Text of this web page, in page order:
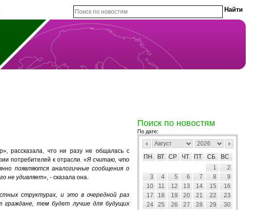
рассказала, что ни разу не общалась с
потребителей к отрасли. «Я считаю, что
появляются аналогичные сообщения о
не удивляет», - сказала она.
структурах, и это в очередной раз
тем будет лучше для будущих
Поиск по новостям
По дате:
ПН ВТ СР ЧТ ПТ СБ
ВС
1
2
3
4 5 6 7 8
9
10
11 12 13 14 15
16
17
18 19 20 21 22
23
24
25 26 27 28 29
30